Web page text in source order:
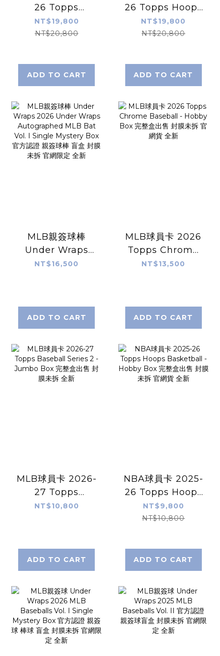
26 Topps
Signature Class
Basketball -
網貨 全新
NT$19,800
NT$20,800
ADD TO CART
26 Topps Hoops
Basketball -
Jumbo Box
NT$19,800
NT$20,800
ADD TO CART
MLB親簽球棒
Under Wraps
2026 Under
Single Mystery
Box 官方認證 親簽
球棒 盲盒 封膜未拆
官網限定 全新
NT$16,500
ADD TO CART
MLB球員卡 2026
Topps Chrome
Baseball -
NT$13,500
ADD TO CART
MLB球員卡 2026-
27 Topps
Baseball Series
NT$10,800
ADD TO CART
NBA球員卡 2025-
26 Topps Hoops
Basketball -
Hobby Box 完整
NT$9,800
NT$10,800
ADD TO CART